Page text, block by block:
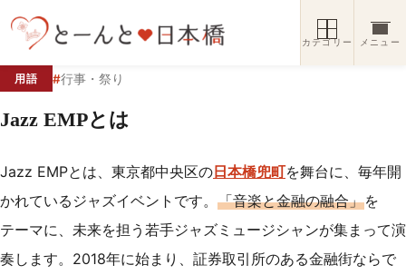
カテゴリー メニュー
用語 #行事・祭り
Jazz EMPとは
Jazz EMPとは、東京都中央区の日本橋兜町を舞台に、毎年開
かれているジャズイベントです。 「音楽と金融の融合」を
テーマに、未来を担う若手ジャズミュージシャンが集まって演
奏します。2018年に始まり、証券取引所のある金融街ならで